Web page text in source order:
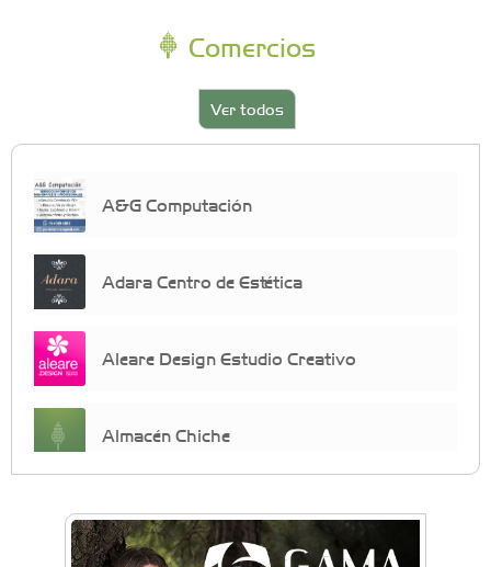
Comercios
Ver todos
A&G Computación
Adara Centro de Estética
Aleare Design Estudio Creativo
Almacén Chiche
crecimiento personal